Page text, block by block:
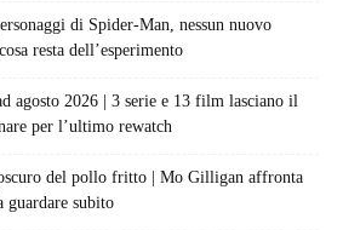
di Spider-Man, nessun nuovo
resta dell’esperimento
agosto 2026 | 3 serie e 13 film lasciano il
per l’ultimo rewatch
del pollo fritto | Mo Gilligan affronta
subito